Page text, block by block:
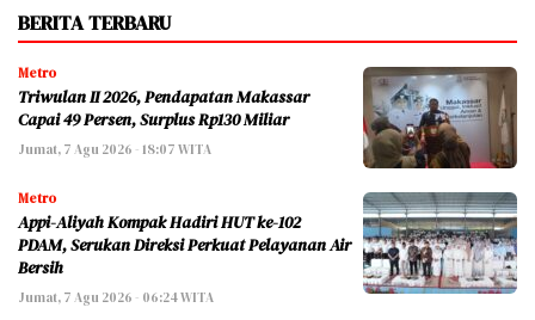
BERITA TERBARU
Metro
Triwulan II 2026, Pendapatan Makassar
Capai 49 Persen, Surplus Rp130 Miliar
Jumat, 7 Agu 2026 - 18:07 WITA
Metro
Appi-Aliyah Kompak Hadiri HUT ke-102
PDAM, Serukan Direksi Perkuat Pelayanan Air
Bersih
Jumat, 7 Agu 2026 - 06:24 WITA